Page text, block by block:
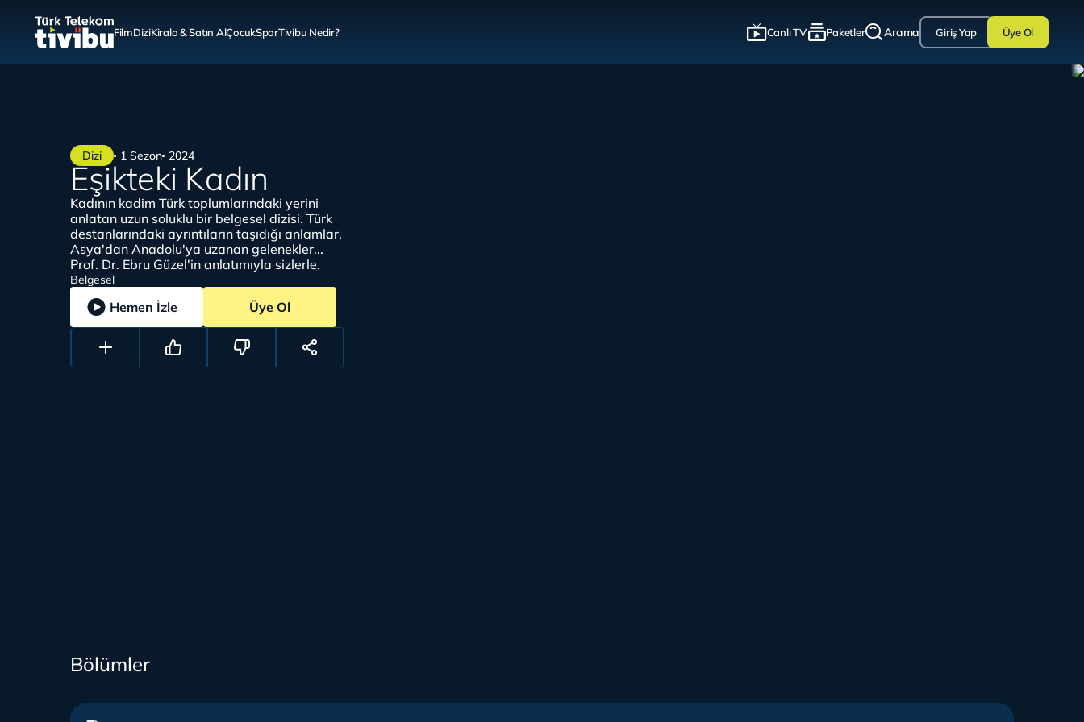
FilmDiziKirala & Satın AlÇocukSporTivibu Nedir? Canlı TV Paketler Arama Giriş Yap Üye Ol
Dizi 1 Sezon 2024
Eşikteki Kadın
Kadının kadim Türk toplumlarındaki yerini
anlatan uzun soluklu bir belgesel dizisi. Türk
destanlarındaki ayrıntıların taşıdığı anlamlar,
Asya'dan Anadolu'ya uzanan gelenekler...
Prof. Dr. Ebru Güzel'in anlatımıyla sizlerle.
Belgesel
Hemen İzle Üye Ol
Bölümler